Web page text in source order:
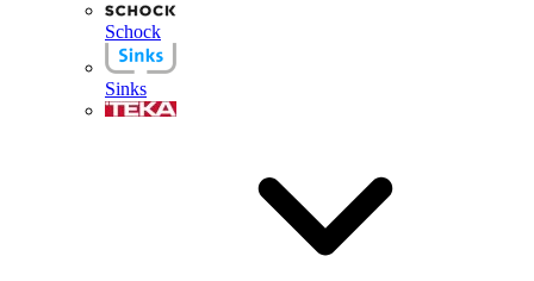
Schock
Sinks